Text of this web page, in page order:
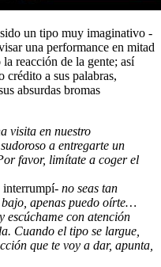
un tipo muy imaginativo -
una performance en mitad
reacción de la gente; así
crédito a sus palabras,
absurdas bromas
visita en nuestro
a entregarte un
favor, limítate a coger el
interrumpí- no seas tan
apenas puedo oírte…
y escúchame con atención
Cuando el tipo se largue,
que te voy a dar, apunta,